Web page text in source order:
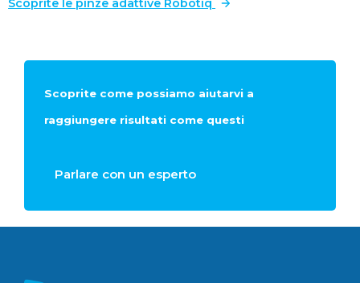
Scoprite le pinze adattive Robotiq
Scoprite come possiamo aiutarvi a
raggiungere risultati come questi
Parlare con un esperto